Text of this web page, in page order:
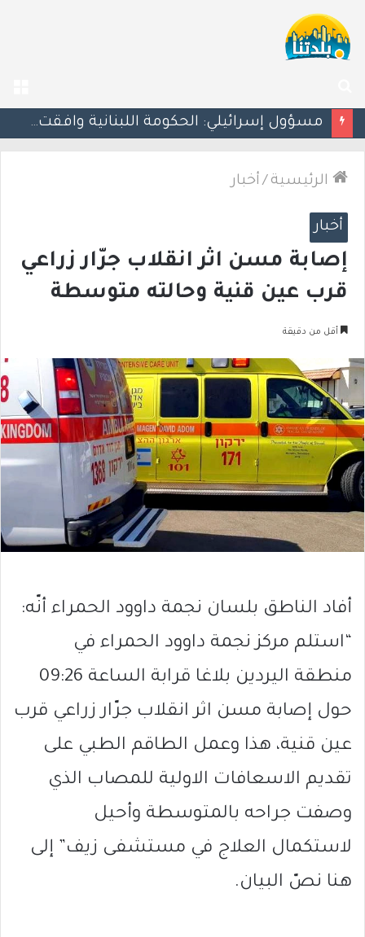
عن
بزشكيان يلوّح بالاستقالة للضغط نحو اتفاق مع واشنطن
الرئيسية / أخبار
أخبار
إصابة مسن اثر انقلاب جرّار زراعي
قرب عين قنية وحالته متوسطة
أقل من دقيقة
أفاد الناطق بلسان نجمة داوود الحمراء أنّه:
“استلم مركز نجمة داوود الحمراء في
منطقة اليردين بلاغا قرابة الساعة 09:26
حول إصابة مسن اثر انقلاب جرّار زراعي قرب
عين قنية، هذا وعمل الطاقم الطبي على
تقديم الاسعافات الاولية للمصاب الذي
وصفت جراحه بالمتوسطة وأحيل
لاستكمال العلاج في مستشفى زيف” إلى
هنا نصّ البيان.